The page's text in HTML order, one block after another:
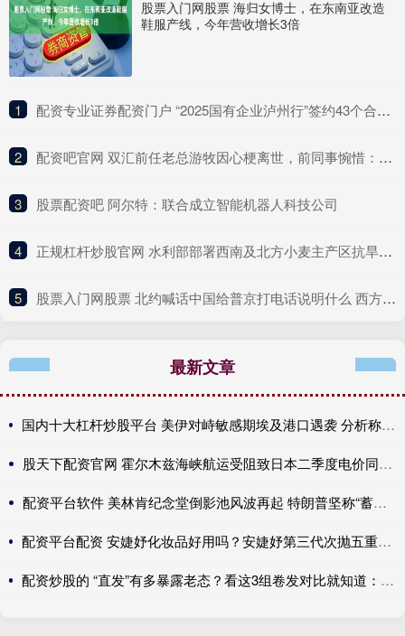
股票入门网股票 海归女博士，在东南亚改造
鞋服产线，今年营收增长3倍
1 ​配资专业证券配资门户 “2025国有企业泸州行”签约43个合作协议 投资额达1181亿元
2 ​配资吧官网 双汇前任老总游牧因心梗离世，前同事惋惜：其财富自由，应好好休息_进行_工作_漯河
3 ​股票配资吧 阿尔特：联合成立智能机器人科技公司
4 ​正规杠杆炒股官网 水利部部署西南及北方小麦主产区抗旱保供水工作
5 ​股票入门网股票 北约喊话中国给普京打电话说明什么 西方制裁逻辑的内在矛盾
最新文章
国内十大杠杆炒股平台 美伊对峙敏感期埃及港口遇袭 分析称系相关方“试探”埃方反应
股天下配资官网 霍尔木兹海峡航运受阻致日本二季度电价同比涨30%
配资平台软件 美林肯纪念堂倒影池风波再起 特朗普坚称“蓄意破坏”
配资平台配资 安婕妤化妆品好用吗？安婕妤第三代次抛五重胶原四重肽链硬核抗衰
配资炒股的 “直发”有多暴露老态？看这3组卷发对比就知道：一下子年轻10岁